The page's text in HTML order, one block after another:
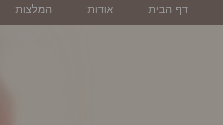
דף הבית אודות המלצות